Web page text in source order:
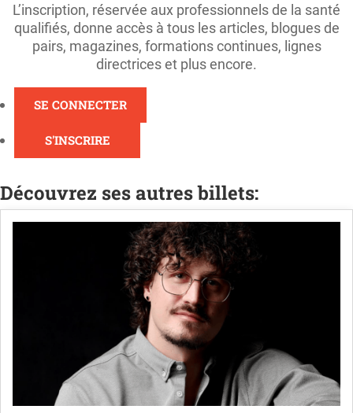
L’inscription, réservée aux professionnels de la santé
qualifiés, donne accès à tous les articles, blogues de
pairs, magazines, formations continues, lignes
directrices et plus encore.
SE CONNECTER
S'INSCRIRE
Découvrez ses autres billets: